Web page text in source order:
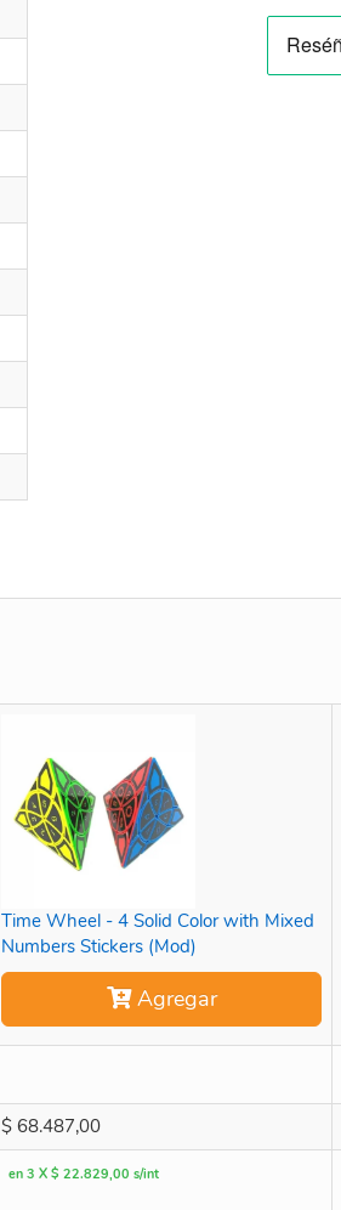
Time Wheel - 4 Solid Color with Mixed
Numbers Stickers (Mod)
Agregar
$ 68.487,00
en 3 X $ 22.829,00 s/int